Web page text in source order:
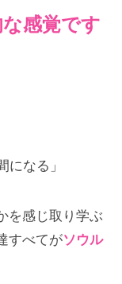
感覚です
になる」
を感じ取り学ぶ
すべてがソウル